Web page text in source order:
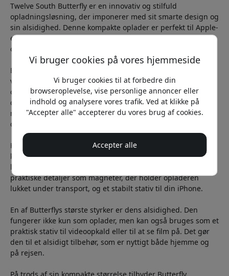
Twelve South Butterfly er en innovativ og stilfuld
opladningsløsning, der imponerer med sit smarte design og
sin alsidighed. Denne kompakte oplader er perfekt til Apple-
entusiaster, der er på farten og vil holde deres enheder
opladet uden besvær.
Butterfly åbner sig som en sommerfugl og afslører en
velorganiseret opladningsstation. Den har plads til samtidig
opladning af iPhone, Apple Watch og AirPods, hvilket gør
den til en ideel rejsekammerat. Opladeren er kompatibel
med MagSafe, hvilket sikrer hurtig og effektiv opladning af
din iPhone.
Kvaliteten af Butterfly er enestående med en robust
konstruktion og førsteklasses materialevalg, der giver en
luksuriøs fornemmelse. Det smarte design omfatter
praktiske detaljer som magneter, der holder opladeren
lukket under transport, og et stabilt stativ til din iPhone.
En af Butterflys største styrker er dens alsidighed. Den
fungerer ikke kun som oplader, men kan også bruges som et
praktisk stativ til videoopkald eller til at se film på. Det gør
den til et alsidigt tilbehør, som er nyttigt både hjemme og
på rejsen.
På trods af sin kompakte størrelse tilbyder Butterfly
Vi bruger cookies på vores hjemmeside
Vi bruger cookies til at forbedre din
browseroplevelse, vise personlige annoncer eller
indhold og analysere vores trafik. Ved at klikke på
"Accepter alle" accepterer du vores brug af cookies.
Accepter alle